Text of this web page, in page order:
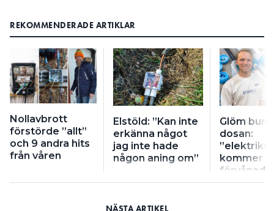
REKOMMENDERADE ARTIKLAR
Nollavbrott
förstörde ”allt”
och 9 andra hits
från våren
Elstöld: ”Kan inte
erkänna något
jag inte hade
någon aning om”
Glöm
dosan:
”elektriker
kommer